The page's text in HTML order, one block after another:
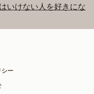
いけない人を好きにな
シー